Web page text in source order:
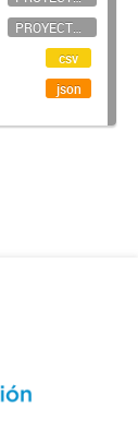
PROYECTOS TECNOLÓGICOS
csv
json